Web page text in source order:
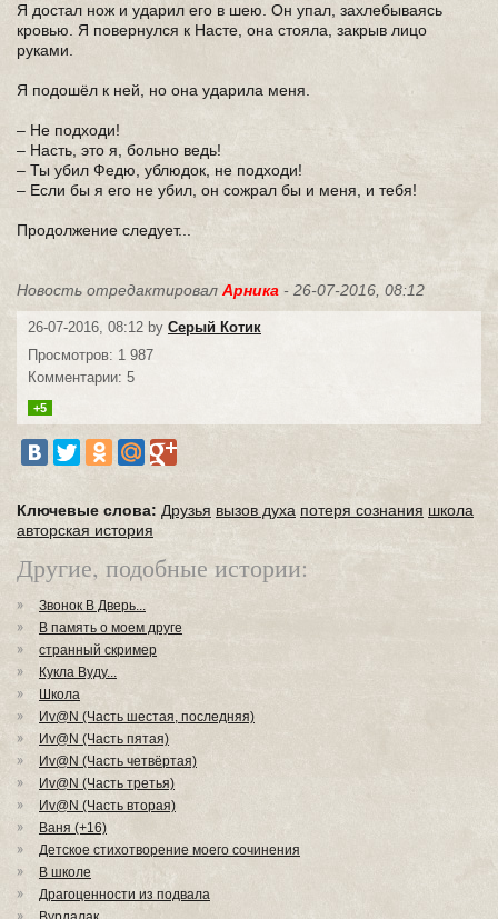
Я достал нож и ударил его в шею. Он упал, захлебываясь
кровью. Я повернулся к Насте, она стояла, закрыв лицо
руками.
Я подошёл к ней, но она ударила меня.
– Не подходи!
– Насть, это я, больно ведь!
– Ты убил Федю, ублюдок, не подходи!
– Если бы я его не убил, он сожрал бы и меня, и тебя!
Продолжение следует...
Новость отредактировал Арника - 26-07-2016, 08:12
26-07-2016, 08:12 by Серый Котик
Просмотров: 1 987
Комментарии: 5
+5
Ключевые слова: Друзья вызов духа потеря сознания школа
авторская история
Другие, подобные истории:
Звонок В Дверь...
В память о моем друге
странный скример
Кукла Вуду...
Школа
Иv@N (Часть шестая, последняя)
Иv@N (Часть пятая)
Иv@N (Часть четвёртая)
Иv@N (Часть третья)
Иv@N (Часть вторая)
Ваня (+16)
Детское стихотворение моего сочинения
В школе
Драгоценности из подвала